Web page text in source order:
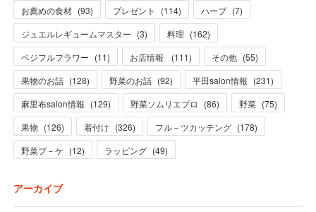
お薦めの食材 (93) プレゼント (114) ハーブ (7)
ジュエルレギュームマスター (3) 料理 (162)
ベジフルフラワー (11) お店情報 (111) その他 (55)
果物のお話 (128) 野菜のお話 (92) 平田salon情報 (231)
麻里布salon情報 (129) 野菜ソムリエプロ (86) 野菜 (75)
果物 (126) 着付け (326) フル－ツカッテング (178)
野菜ブ－ケ (12) ラッピング (49)
アーカイブ